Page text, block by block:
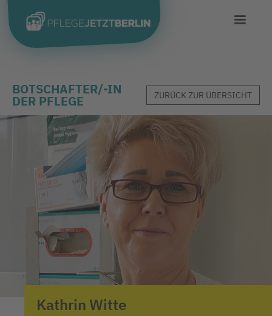
BOTSCHAFTER/-IN
DER PFLEGE ZURÜCK ZUR ÜBERSICHT
Kathrin Witte